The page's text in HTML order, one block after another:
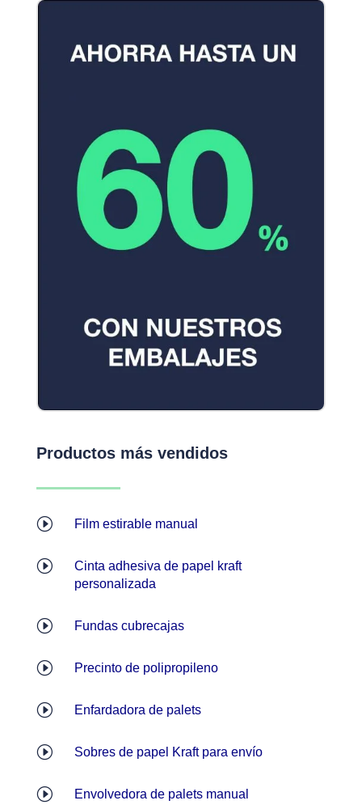
Productos más vendidos
I Film estirable manual
I
Cinta adhesiva de papel kraft
personalizada
I Fundas cubrecajas
I Precinto de polipropileno
I Enfardadora de palets
I Sobres de papel Kraft para envío
I Envolvedora de palets manual